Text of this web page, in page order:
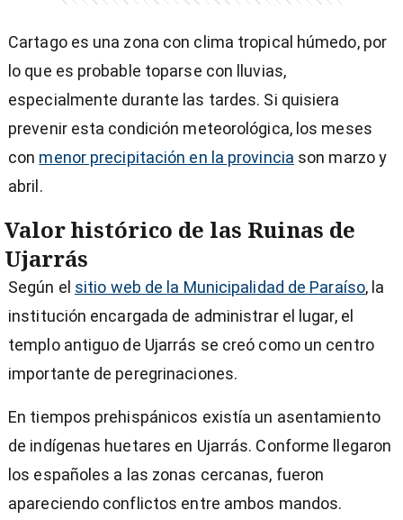
Cartago es una zona con clima tropical húmedo, por
lo que es probable toparse con lluvias,
especialmente durante las tardes. Si quisiera
prevenir esta condición meteorológica, los meses
con menor precipitación en la provincia son marzo y
abril.
Valor histórico de las Ruinas de
Ujarrás
Según el sitio web de la Municipalidad de Paraíso, la
institución encargada de administrar el lugar, el
templo antiguo de Ujarrás se creó como un centro
importante de peregrinaciones.
En tiempos prehispánicos existía un asentamiento
de indígenas huetares en Ujarrás. Conforme llegaron
los españoles a las zonas cercanas, fueron
apareciendo conflictos entre ambos mandos.